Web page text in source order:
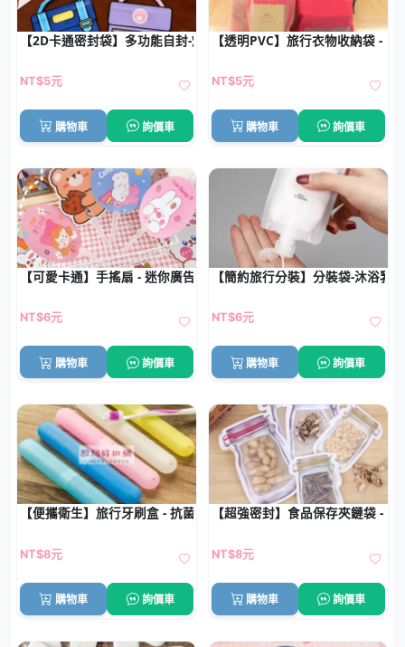
【2D卡通密封袋】多功能自封-烘焙分裝包裝
NT$5元
購物車 詢價車
【透明PVC】旅行衣物收納袋 -
NT$5元
購物車 詢價車
【可愛卡通】手搖扇 - 迷你廣告小圓扇
NT$6元
購物車 詢價車
【簡約旅行分裝】分裝袋-沐浴乳
NT$6元
購物車 詢價車
【便攜衛生】旅行牙刷盒 - 抗菌防塵收納套
NT$8元
購物車 詢價車
【超強密封】食品保存夾鏈袋 -
NT$8元
購物車 詢價車